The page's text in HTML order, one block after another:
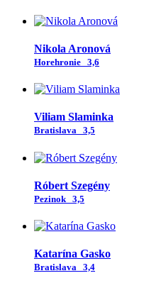
Nikola Aronová
Horehronie 3,6
Viliam Slaminka
Bratislava 3,5
Róbert Szegény
Pezinok 3,5
Katarína Gasko
Bratislava 3,4